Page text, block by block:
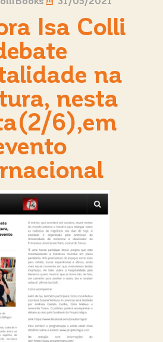
Isa Colli
na
nesta
6),em